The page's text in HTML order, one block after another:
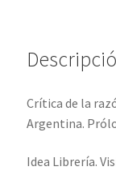
Crítica de la
Argentina.
Idea Librería.